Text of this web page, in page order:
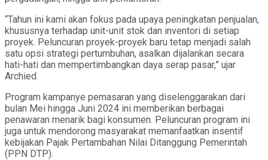
“Tahun ini kami akan fokus pada upaya peningkatan penjualan,
khususnya terhadap unit-unit stok dan inventori di setiap
proyek. Peluncuran proyek-proyek baru tetap menjadi salah
satu opsi strategi pertumbuhan, asalkan dijalankan secara
hati-hati dan mempertimbangkan daya serap pasar,” ujar
Archied.
Program kampanye pemasaran yang diselenggarakan dari
bulan Mei hingga Juni 2024 ini memberikan berbagai
penawaran menarik bagi konsumen. Peluncuran program ini
juga untuk mendorong masyarakat memanfaatkan insentif
kebijakan Pajak Pertambahan Nilai Ditanggung Pemerintah
(PPN DTP).